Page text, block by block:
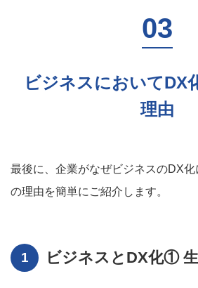
ビジネスにおいてDX
理由
最後に、企業がなぜビジネスのDX
の理由を簡単にご紹介します。
ビジネスとDX化①